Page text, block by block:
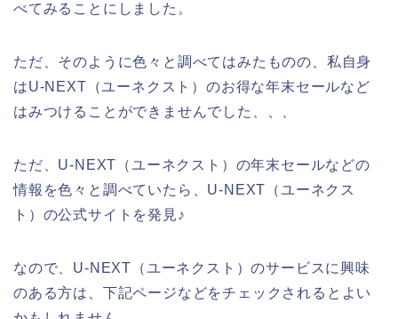
べてみることにしました。
ただ、そのように色々と調べてはみたものの、私自身
はU-NEXT（ユーネクスト）のお得な年末セールなど
はみつけることができませんでした、、、
ただ、U-NEXT（ユーネクスト）の年末セールなどの
情報を色々と調べていたら、U-NEXT（ユーネクス
ト）の公式サイトを発見♪
なので、U-NEXT（ユーネクスト）のサービスに興味
のある方は、下記ページなどをチェックされるとよい